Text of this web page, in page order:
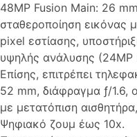
48MP Fusion Main: 26
σταθεροποίηση εικόνας
pixel εστίασης,
υψηλής ανάλυσης (24MP
Επίσης, επιτρέπει
52 mm, διάφραγμα ƒ/1.6,
με μετατόπιση
Ψηφιακό ζουμ έως 10x.